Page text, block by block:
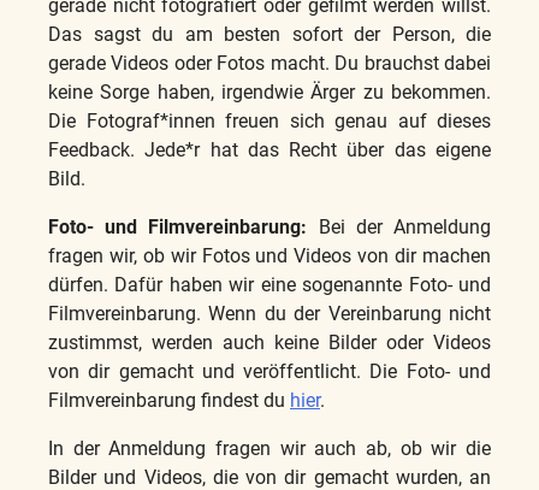
gerade nicht fotografiert oder gefilmt werden willst.
Das sagst du am besten sofort der Person, die
gerade Videos oder Fotos macht. Du brauchst dabei
keine Sorge haben, irgendwie Ärger zu bekommen.
Die Fotograf*innen freuen sich genau auf dieses
Feedback. Jede*r hat das Recht über das eigene
Bild.
Foto- und Filmvereinbarung: Bei der Anmeldung
fragen wir, ob wir Fotos und Videos von dir machen
dürfen. Dafür haben wir eine sogenannte Foto- und
Filmvereinbarung. Wenn du der Vereinbarung nicht
zustimmst, werden auch keine Bilder oder Videos
von dir gemacht und veröffentlicht. Die Foto- und
Filmvereinbarung findest du hier.
In der Anmeldung fragen wir auch ab, ob wir die
Bilder und Videos, die von dir gemacht wurden, an